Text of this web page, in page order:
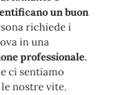
un buon
richiede i
in una
professionale.
ci sentiamo
nostre vite.